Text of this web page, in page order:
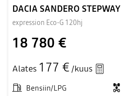
DACIA SANDERO STEPWAY
expression Eco-G 120hj
18 780 €
Alates 177 € /kuus
Bensiin/LPG